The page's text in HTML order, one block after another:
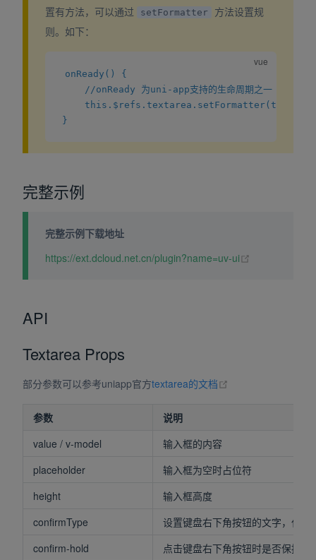
置有方法，可以通过
setFormatter
方法设置规
则。如下：
onReady() {
完整示例
完整示例下载地址
https://ext.dcloud.net.cn/plugin?name=uv-ui
API
Textarea Props
部分参数可以参考uniapp官方textarea的文档
参数
说明
value / v-model
输入框的内容
placeholder
输入框为空时占位符
height
输入框高度
confirmType
设置键盘右下角按钮的文字，仅
confirm-hold
点击键盘右下角按钮时是否保持键